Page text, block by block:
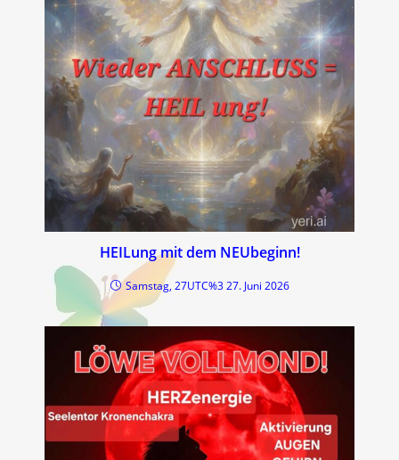
HEILung mit dem NEUbeginn!
Samstag, 27UTC%3 27. Juni 2026